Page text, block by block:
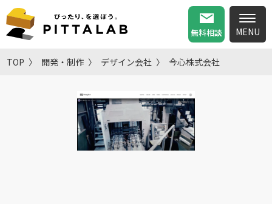
無料相談
TOP 開発・制作 デザイン会社 今心株式会社